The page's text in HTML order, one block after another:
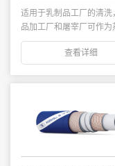
适用于乳制品工厂的清洗
品加工厂和屠宰厂可作为
热水和冷水管道。...
查看详细